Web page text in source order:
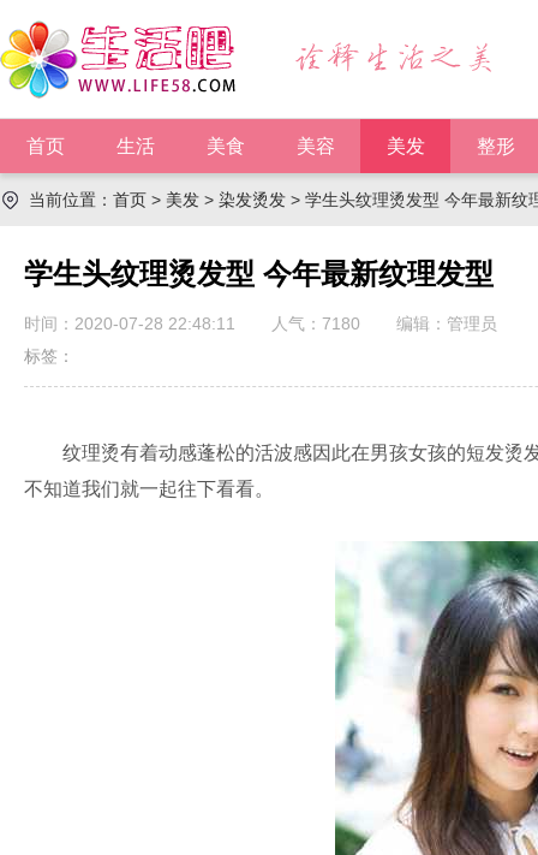
首页 生活 美食 美容 美发 整形
当前位置： 首页 > 美发 > 染发烫发 > 学生头纹理烫发型 今年最新纹
学生头纹理烫发型 今年最新纹理发型
时间：2020-07-28 22:48:11 人气： 7180
编辑：管理员
标签：
纹理烫有着动感蓬松的活波感因此在男孩女孩的短发烫
不知道我们就一起往下看看。